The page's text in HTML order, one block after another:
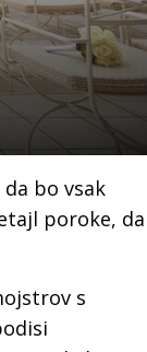
bo vsak
poroke, da
s